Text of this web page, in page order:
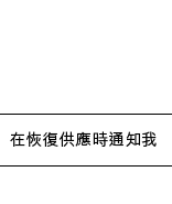
在恢復供應時通知我